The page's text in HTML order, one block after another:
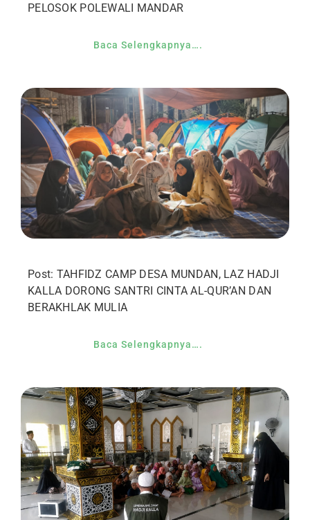
PELOSOK POLEWALI MANDAR
Baca Selengkapnya….
Post: TAHFIDZ CAMP DESA MUNDAN, LAZ HADJI
KALLA DORONG SANTRI CINTA AL-QUR’AN DAN
BERAKHLAK MULIA
Baca Selengkapnya….